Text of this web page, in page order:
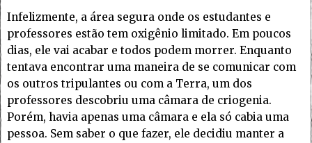
Infelizmente, a área segura onde os estudantes e
professores estão tem oxigênio limitado. Em poucos
dias, ele vai acabar e todos podem morrer. Enquanto
tentava encontrar uma maneira de se comunicar com
os outros tripulantes ou com a Terra, um dos
professores descobriu uma câmara de criogenia.
Porém, havia apenas uma câmara e ela só cabia uma
pessoa. Sem saber o que fazer, ele decidiu manter a